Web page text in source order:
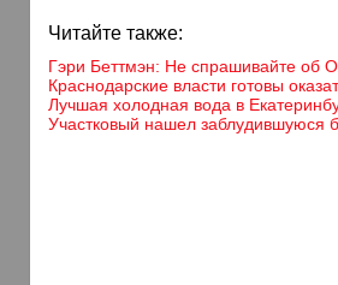
Читайте также:
Гэри Беттмэн: Не спрашивайте об
Краснодарские власти готовы
Лучшая холодная вода в
Участковый нашел заблудившуюся